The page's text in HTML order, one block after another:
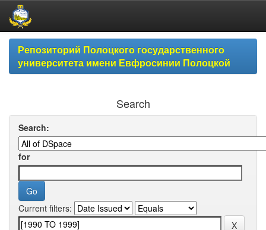
Skip
navigationРепозиторий Полоцкого государственного
университета имени Евфросинии Полоцкой
Search
Search:
for
Current filters: